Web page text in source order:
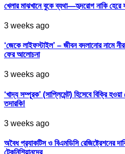
খেলার মাঝখানে বুকে ব্যথা—হৃদরোগ নাকি হেরে
3 weeks ago
‘জেকে লাইফস্টাইল’ – জীবন বদলানোর নামে
ফের আলোচনা
3 weeks ago
‘খাদ্য সম্পূরক’ (সাপ্লিমেন্ট) হিসেবে বিক্রি
তদারকি!
3 weeks ago
অবৈধ প্র‍্যাকটিস ও বিএমডিসি রেজিষ্ট্রেশনের